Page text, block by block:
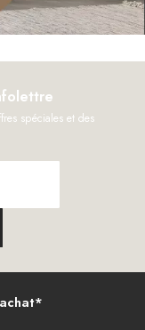
spéciales et des